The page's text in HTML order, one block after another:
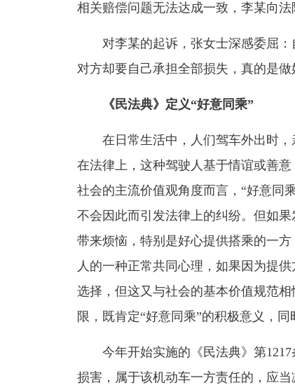
相关赔偿问题无法达成一致，李某向
对李某的起诉，张女士深感委屈：
对方却要自己承担全部损失，真的是做
《民法典》定义“好意同乘”
在日常生活中，人们驾车外出时，
在法律上，这种驾驶人基于情谊或善
社会的主流价值观角度而言，“好意同
不会因此而引发法律上的纠纷。但如
带来烦恼，特别是好心提供搭乘的一
人的一种正常共同心理，如果因为提
选择，但这又与社会的基本价值规范
限，既肯定“好意同乘”的积极意义，
今年开始实施的《民法典》第1217
损害，属于该机动车一方责任的，应